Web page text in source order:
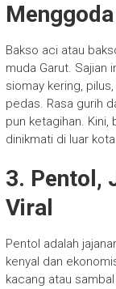
Menggoda
Bakso aci atau
muda Garut. Sajian
siomay kering,
pedas. Rasa gurih
pun ketagihan.
dinikmati di luar
3. Pentol,
Viral
Pentol adalah
kenyal dan
kacang atau